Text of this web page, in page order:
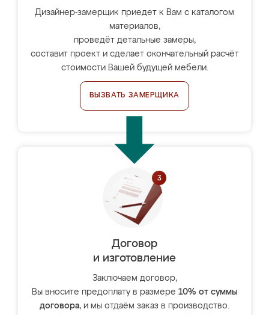
Дизайнер-замерщик приедет к Вам с каталогом
материалов,
проведёт детальные замеры,
составит проект и сделает окончательный расчёт
стоимости Вашей будущей мебели.
ВЫЗВАТЬ ЗАМЕРЩИКА
Договор
и изготовление
Заключаем договор,
Вы вносите предоплату в размере 10% от суммы
договора, и мы отдаём заказ в производство.